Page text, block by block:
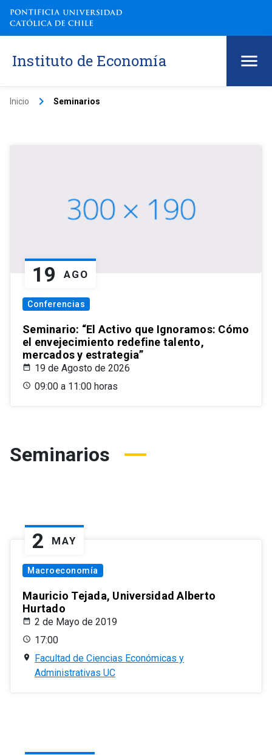
Instituto de Economía
Inicio keyboard_arrow_right Seminarios
19 AGO
Conferencias
Seminario: “El Activo que Ignoramos: Cómo
el envejecimiento redefine talento,
mercados y estrategia”
19 de Agosto de 2026
09:00 a 11:00 horas
Seminarios
2 MAY
Macroeconomía
Mauricio Tejada, Universidad Alberto
Hurtado
2 de Mayo de 2019
17:00
Facultad de Ciencias Económicas y
Administrativas UC